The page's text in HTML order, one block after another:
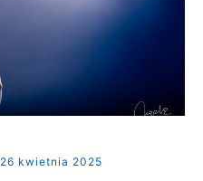
26 kwietnia 2025